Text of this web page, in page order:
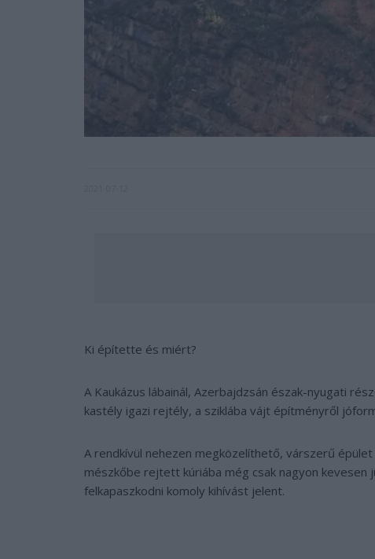
Ki építette és miért?
A Kaukázus lábainál, Azerbajdzsán észak-nyugati
kastély igazi rejtély, a sziklába vájt építményről
A rendkívül nehezen megközelíthető, várszerű
mészkőbe rejtett kúriába még csak nagyon kevesen
felkapaszkodni komoly kihívást jelent.